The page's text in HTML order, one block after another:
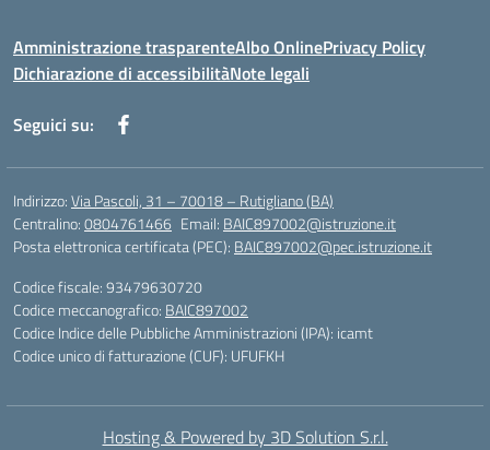
Amministrazione trasparenteAlbo OnlinePrivacy Policy
Dichiarazione di accessibilitàNote legali
Seguici su:
Indirizzo:Via Pascoli, 31 – 70018 – Rutigliano (BA)
Centralino:0804761466 Email: BAIC897002@istruzione.it
Posta elettronica certificata (PEC): BAIC897002@pec.istruzione.it
Codice fiscale: 93479630720
Codice meccanografico: BAIC897002
Codice Indice delle Pubbliche Amministrazioni (IPA): icamt
Codice unico di fatturazione (CUF): UFUFKH
Hosting & Powered by 3D Solution S.r.l.